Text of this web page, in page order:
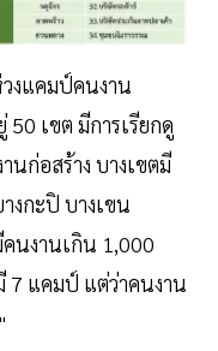
งแคมป์คนงาน
เขต มีการเรียกดู
ก่อสร้าง บางเขตมี
งกะปิ บางเขน
นงานเกิน 1,000
7 แคมป์ แต่ว่าคนงาน